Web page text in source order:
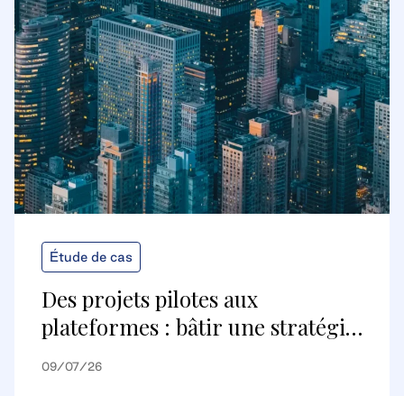
Étude de cas
Des projets pilotes aux
plateformes : bâtir une stratégie
de bâtiments numériques
09/07/26